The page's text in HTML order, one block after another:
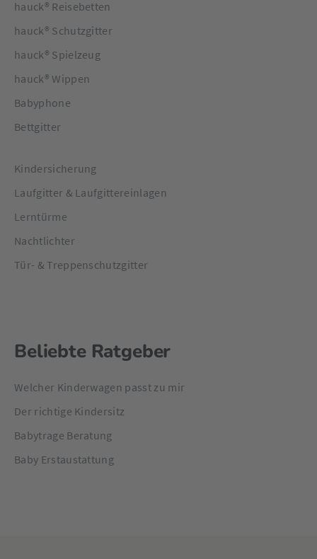
hauck® Reisebetten
hauck® Schutzgitter
hauck® Spielzeug
hauck® Wippen
Babyphone
Bettgitter
Kindersicherung
Laufgitter & Laufgittereinlagen
Lerntürme
Nachtlichter
Tür- & Treppenschutzgitter
Beliebte Ratgeber
Welcher Kinderwagen passt zu mir
Der richtige Kindersitz
Babytrage Beratung
Baby Erstaustattung